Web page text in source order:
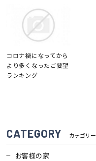
家づくりのスケジュール
よくあるご質問
プライバシー
ポリシー
コロナ禍になってから
より多くなったご要望
ランキング
CATEGORY カテゴリー
お客様の家